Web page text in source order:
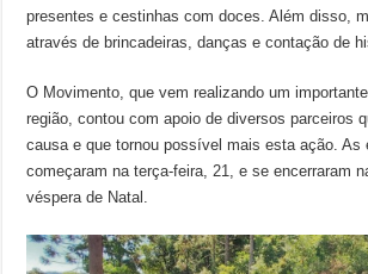
presentes e cestinhas com doces. Além disso,
através de brincadeiras, danças e contação de
O Movimento, que vem realizando um
região, contou com apoio de diversos parceiros
causa e que tornou possível mais esta ação. As
começaram na terça-feira, 21, e se encerraram
véspera de Natal.